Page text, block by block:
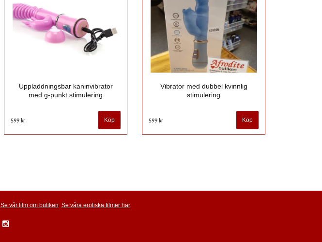
Uppladdningsbar kaninvibrator
med g-punkt stimulering
599 kr
Vibrator med dubbel kvinnlig
stimulering
599 kr
Se vår film om butiken Se våra erotiska filmer här